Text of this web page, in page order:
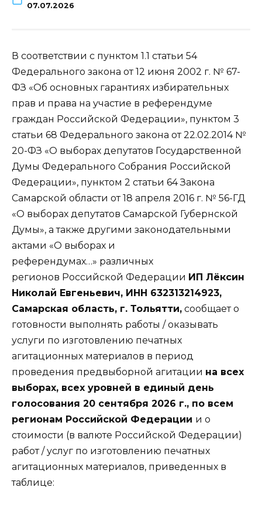
07.07.2026
В соответствии с пунктом 1.1 статьи 54
Федерального закона от 12 июня 2002 г. № 67-
ФЗ «Об основных гарантиях избирательных
прав и права на участие в референдуме
граждан Российской Федерации», пунктом 3
статьи 68 Федерального закона от 22.02.2014 №
20-ФЗ «О выборах депутатов Государственной
Думы Федерального Собрания Российской
Федерации», пунктом 2 статьи 64 Закона
Самарской области от 18 апреля 2016 г. № 56-ГД
«О выборах депутатов Самарской Губернской
Думы», а также другими законодательными
актами «О выборах и
референдумах…» различных
регионов Российской Федерации ИП Лёксин
Николай Евгеньевич, ИНН 632313214923,
Самарская область, г. Тольятти, сообщает о
готовности выполнять работы / оказывать
услуги по изготовлению печатных
агитационных материалов в период
проведения предвыборной агитации на всех
выборах, всех уровней в единый день
голосования 20 сентября 2026 г., по всем
регионам Российской Федерации и о
стоимости (в валюте Российской Федерации)
работ / услуг по изготовлению печатных
агитационных материалов, приведенных в
таблице: